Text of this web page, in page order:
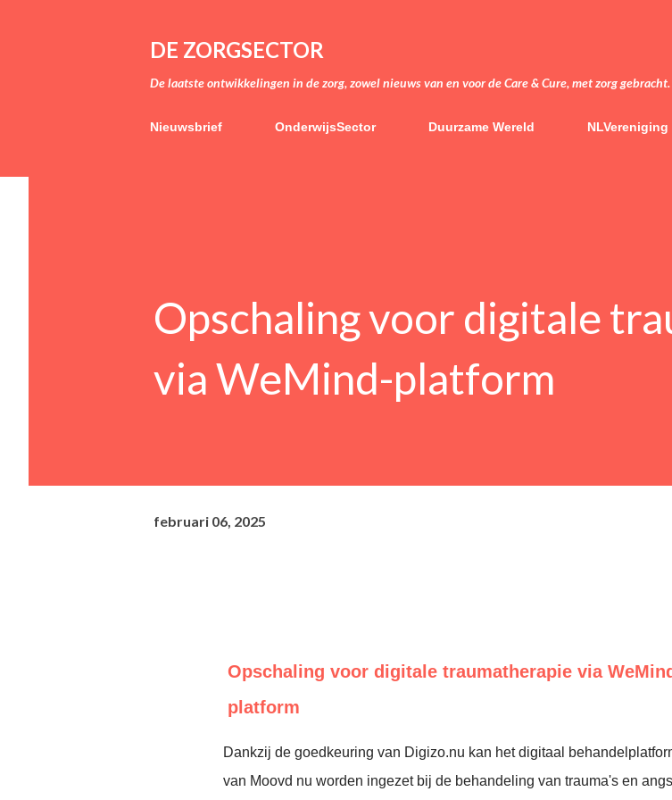
DE ZORGSECTOR
De laatste ontwikkelingen in de zorg, zowel nieuws van en voor de Care & Cure, met zorg gebracht.
Nieuwsbrief OnderwijsSector Duurzame Wereld NLVereniging
Opschaling voor digitale
via WeMind-platform
februari 06, 2025
Opschaling voor digitale traumatherapie via
platform
Dankzij de goedkeuring van Digizo.nu kan het digitaal
van Moovd nu worden ingezet bij de behandeling van trauma's en